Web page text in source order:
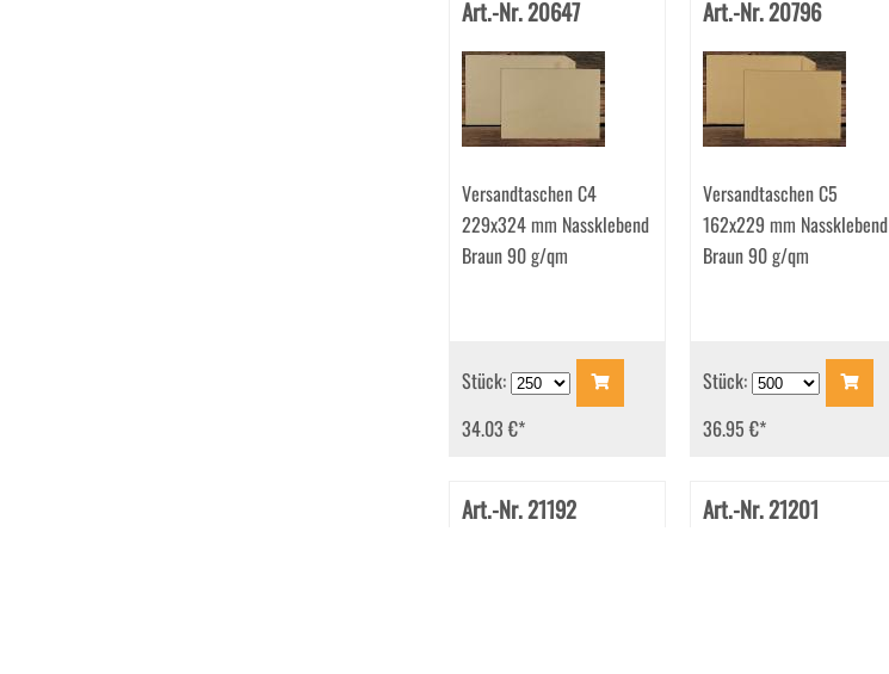
Art.-Nr. 20647
Versandtaschen C4
229x324 mm Nassklebend
Braun 90 g/qm
Stück:
34.03 €*
Art.-Nr. 20796
Versandtaschen C5
162x229 mm Nassklebend
Braun 90 g/qm
Stück:
36.95 €*
Art.-Nr. 21192 Art.-Nr. 21201